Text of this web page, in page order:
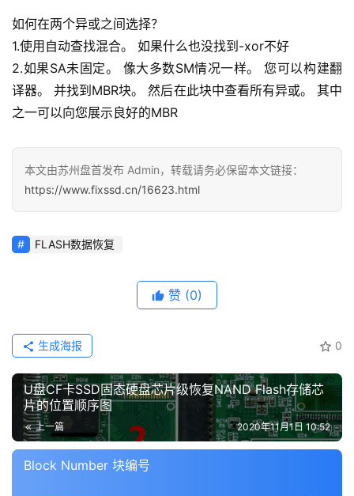
如何在两个异或之间选择？
1.使用自动查找混合。
如果什么也没找到-xor不好
2.如果SA未固定。
像大多数SM情况一样。
您可以构建翻
译器。
并找到MBR块。 然后在此块中查看所有异或。
其中
之一可以向您展示良好的MBR
本文由苏州盘首发布 Admin，转载请务必保留本文链接：
https://www.fixssd.cn/16623.html
FLASH数据恢复
赞 (0)
0
生成海报
U盘CF卡SSD固态硬盘芯片级恢复NAND Flash存储芯
片的位置顺序图
上一篇 2020年11月1日 10:52
Block Number 块编号